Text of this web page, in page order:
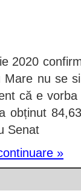
2020
nu se
că e
obținut
Senat
»